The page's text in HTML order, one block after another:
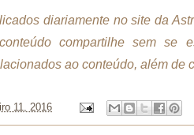
diariamente no site da
compartilhe sem se
ao conteúdo, além de
11, 2016